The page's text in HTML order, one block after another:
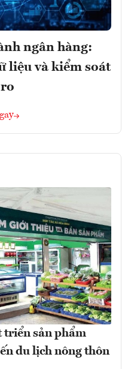
ngân hàng:
liệu và kiểm soát
triển sản phẩm
du lịch nông thôn